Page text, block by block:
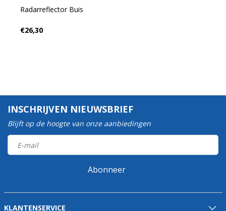
Radarreflector Buis
€26,30
INSCHRIJVEN NIEUWSBRIEF
Blijft op de hoogte van onze aanbiedingen
Abonneer
KLANTENSERVICE